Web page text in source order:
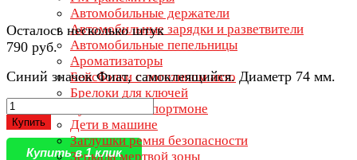
Автомобильные держатели
Автомобильные зарядки и разветвители
Автомобильные пепельницы
Ароматизаторы
Бейсболки с логотипом авто
Брелоки для ключей
Бумажники и портмоне
Дети в машине
Заглушки ремня безопасности
Зеркала мертвой зоны
Осталось несколько штук
790 руб.
Синий значок Фиат, самоклеящийся. Диаметр 74 мм.
Купить
Купить в 1 клик